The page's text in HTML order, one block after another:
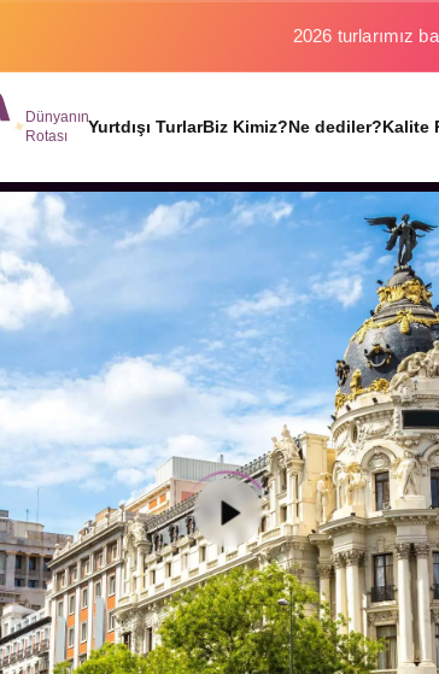
Binlerce gezginin
Dünyanın
Rotası
Yurtdışı TurlarBiz Kimiz?Ne dediler?Kalite